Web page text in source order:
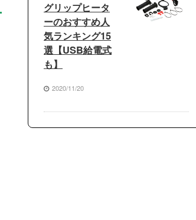
グリップヒータ
ーのおすすめ人
気ランキング15
選【USB給電式
も】
2020/11/20